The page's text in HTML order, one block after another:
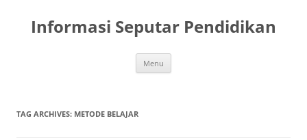
content
Informasi Seputar Pendidikan
Menu
TAG ARCHIVES: METODE BELAJAR